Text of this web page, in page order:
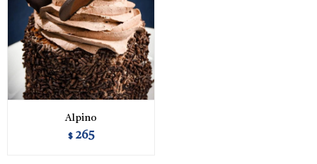
Alpino
$ 265